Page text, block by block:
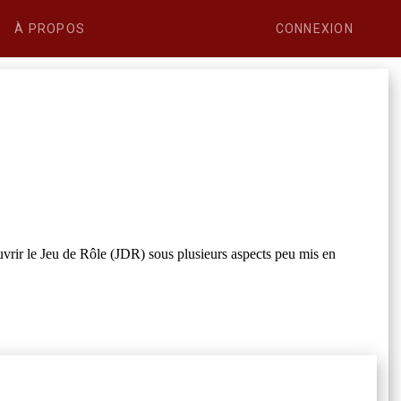
À PROPOS CONNEXION
le Jeu de Rôle (JDR) sous plusieurs aspects peu mis en